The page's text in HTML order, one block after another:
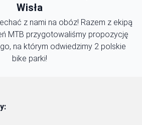
Wisła
z nami na obóz! Razem z ekipą
MTB przygotowaliśmy propozycję
na którym odwiedzimy 2 polskie
bike parki!